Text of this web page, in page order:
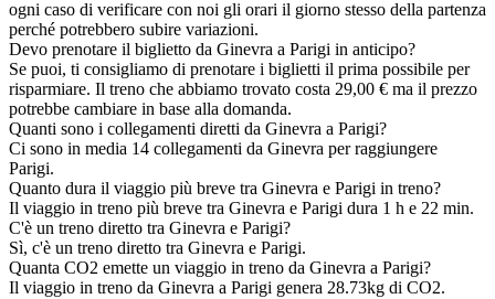
ogni caso di verificare con noi gli orari il giorno stesso della partenza
perché potrebbero subire variazioni.
Devo prenotare il biglietto da Ginevra a Parigi in anticipo?
Se puoi, ti consigliamo di prenotare i biglietti il prima possibile per
risparmiare. Il treno che abbiamo trovato costa 29,00 € ma il prezzo
potrebbe cambiare in base alla domanda.
Quanti sono i collegamenti diretti da Ginevra a Parigi?
Ci sono in media 14 collegamenti da Ginevra per raggiungere
Parigi.
Quanto dura il viaggio più breve tra Ginevra e Parigi in treno?
Il viaggio in treno più breve tra Ginevra e Parigi dura 1 h e 22 min.
C'è un treno diretto tra Ginevra e Parigi?
Sì, c'è un treno diretto tra Ginevra e Parigi.
Quanta CO2 emette un viaggio in treno da Ginevra a Parigi?
Il viaggio in treno da Ginevra a Parigi genera 28.73kg di CO2.